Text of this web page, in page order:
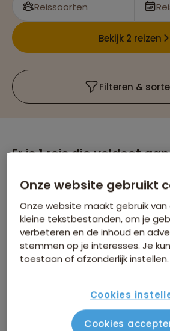
Reissoorten
Bekijk 2 reizen
Filteren &
Er is1reis die voldoet
Avontuur Plus
Groepsrondreis Alaska -
Onze website gebruikt
Onze website maakt gebruik van
kleine tekstbestanden, om je
verbeteren en de inhoud en
stemmen op je interesses. Je
toestaan of afzonderlijk instellen.
Cookies
Cookies